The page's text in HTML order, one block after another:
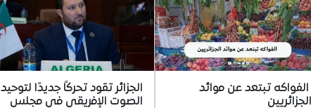
الفواكه تبتعد عن موائد
الجزائريين
الجزائر تقود تحركًا جديدًا لتوحيد
الصوت الإفريقي في مجلس